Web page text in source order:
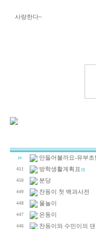
사랑한다~
만들어볼까요-유부
451 방학생활계획표 [1]
450 분당
449 찬동이 첫 백과사전
448 물놀이
447 은동이
446 찬동이와 수민이의